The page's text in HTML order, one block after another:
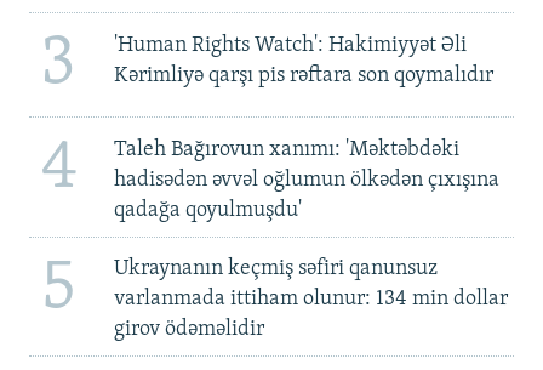
3
'Human Rights Watch': Hakimiyyət Əli
Kərimliyə qarşı pis rəftara son qoymalıdır
4
Taleh Bağırovun xanımı: 'Məktəbdəki
hadisədən əvvəl oğlumun ölkədən çıxışına
qadağa qoyulmuşdu'
5
Ukraynanın keçmiş səfiri qanunsuz
varlanmada ittiham olunur: 134 min dollar
girov ödəməlidir